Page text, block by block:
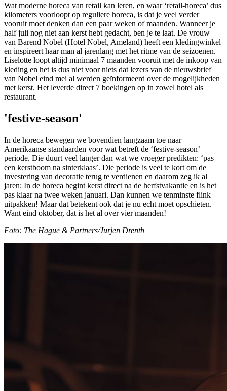
Wat moderne horeca van retail kan leren, en waar ‘retail-horeca’ dus
kilometers voorloopt op reguliere horeca, is dat je veel verder
vooruit moet denken dan een paar weken of maanden. Wanneer je
half juli nog niet aan kerst hebt gedacht, ben je te laat. De vrouw
van Barend Nobel (Hotel Nobel, Ameland) heeft een kledingwinkel
en inspireert haar man al jarenlang met het ritme van de seizoenen.
Liselotte loopt altijd minimaal 7 maanden vooruit met de inkoop van
kleding en het is dus niet voor niets dat lezers van de nieuwsbrief
van Nobel eind mei al werden geïnformeerd over de mogelijkheden
met kerst. Het leverde direct 7 boekingen op in zowel hotel als
restaurant.
'festive-season'
In de horeca bewegen we bovendien langzaam toe naar
Amerikaanse standaarden voor wat betreft de ‘festive-season’
periode. Die duurt veel langer dan wat we vroeger predikten: ‘pas
een kerstboom na sinterklaas’. Die periode is veel te kort om de
investering van decoratie terug te verdienen en daarom zeg ik al
jaren: In de horeca begint kerst direct na de herfstvakantie en is het
pas klaar na twee weken januari. Dan kunnen we tenminste flink
uitpakken! Maar dat betekent ook dat je nu echt moet opschieten.
Want eind oktober, dat is het al over vier maanden!
Foto: The Hague & Partners/Jurjen Drenth